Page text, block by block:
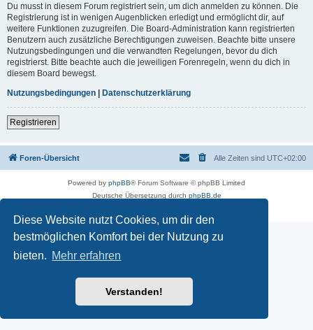
Diese Website nutzt Cookies, um dir den
bestmöglichen Komfort bei der Nutzung zu
bieten. Mehr erfahren
Verstanden!
Du musst in diesem Forum registriert sein, um dich anmelden zu können. Die
Registrierung ist in wenigen Augenblicken erledigt und ermöglicht dir, auf
weitere Funktionen zuzugreifen. Die Board-Administration kann registrierten
Benutzern auch zusätzliche Berechtigungen zuweisen. Beachte bitte unsere
Nutzungsbedingungen und die verwandten Regelungen, bevor du dich
registrierst. Bitte beachte auch die jeweiligen Forenregeln, wenn du dich in
diesem Board bewegst.
Nutzungsbedingungen | Datenschutzerklärung
Registrieren
Foren-Übersicht Alle Zeiten sind UTC+02:00
Powered by phpBB® Forum Software © phpBB Limited
Deutsche Übersetzung durch phpBB.de